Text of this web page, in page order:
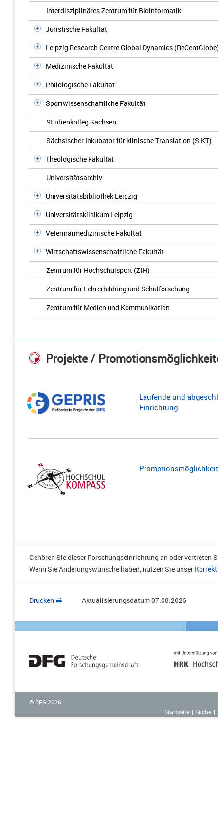
Interdisziplinäres Zentrum für Bioinformatik
Juristische Fakultät
Leipzig Research Centre Global Dynamics
Medizinische Fakultät
Philologische Fakultät
Sportwissenschaftliche Fakultät
Studienkolleg Sachsen
Sächsischer Inkubator für klinische Translation (SIKT)
Theologische Fakultät
Universitätsarchiv
Universitätsbibliothek Leipzig
Universitätsklinikum Leipzig
Veterinärmedizinische Fakultät
Wirtschaftswissenschaftliche Fakultät
Zentrum für Hochschulsport (ZfH)
Zentrum für Lehrerbildung und Schulforschung
Zentrum für Medien und Kommunikation
Projekte /
Laufende und
Einrichtung
Gehören Sie dieser Forschungseinrichtung an oder vertreten
Wenn Sie Änderungswünsche haben, nutzen Sie unser
Drucken Aktualisierungsdatum07.08.2026
© DFG 2026
Startseite
Suche